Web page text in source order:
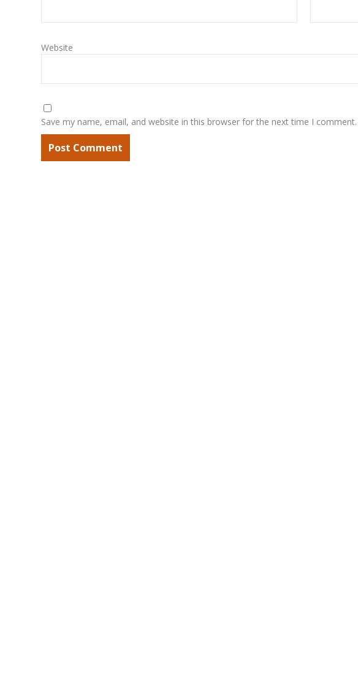
Website
Save my name, email, and website in this browser for the next time I comment.